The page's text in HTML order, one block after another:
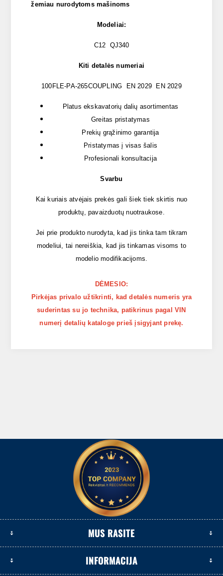
žemiau nurodytoms mašinoms
Modeliai:
C12 QJ340
Kiti detalės numeriai
100FLE-PA-265COUPLING EN 2029 EN 2029
Platus ekskavatorių dalių asortimentas
Greitas pristatymas
Prekių grąžinimo garantija
Pristatymas į visas šalis
Profesionali konsultacija
Svarbu
Kai kuriais atvėjais prekės gali šiek tiek skirtis nuo
produktų, pavaizduotų nuotraukose.
Jei prie produkto nurodyta, kad jis tinka tam tikram
modeliui, tai nereiškia, kad jis tinkamas visoms to
modelio modifikacijoms.
DĖMESIO:
Pirkėjas privalo užtikrinti, kad detalės numeris yra
suderintas su jo technika, patikrinus pagal VIN
numerį detalių kataloge prieš įsigyjant prekę.
MUS RASITE
INFORMACIJA